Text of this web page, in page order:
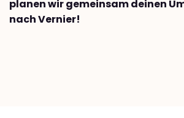
planen wir gemeinsam deinen
nach Vernier!